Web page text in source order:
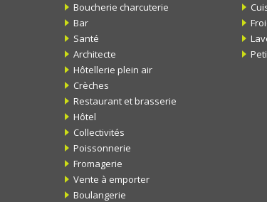
Boucherie charcuterie
Bar
Santé
Architecte
Hôtellerie plein air
Crèches
Restaurant et brasserie
Hôtel
Collectivités
Poissonnerie
Fromagerie
Vente à emporter
Boulangerie